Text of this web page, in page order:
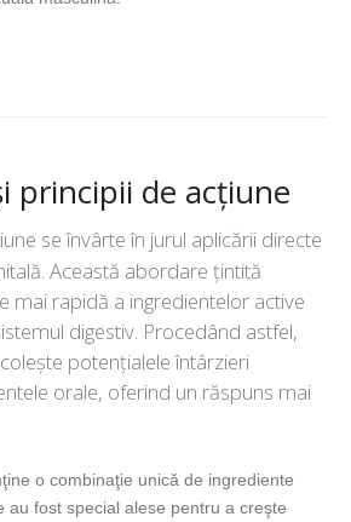
principii de acțiune
se învârte în jurul aplicării directe
Această abordare țintită
mai rapidă a ingredientelor active
digestiv. Procedând astfel,
potențialele întârzieri
orale, oferind un răspuns mai
o combinaţie unică de ingrediente
au fost special alese pentru a creşte